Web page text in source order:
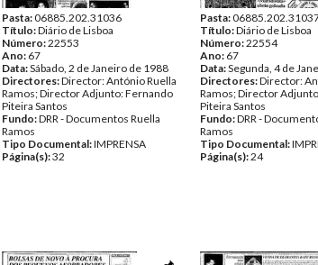
Pasta:06885.202.31036
Título:Diário de Lisboa
Número:22553
Ano: 67
Data:Sábado, 2 de Janeiro de 1988
Directores:Director: António Ruella
Ramos; Director Adjunto: Fernando
Piteira Santos
Fundo:DRR - Documentos Ruella
Ramos
Tipo Documental:IMPRENSA
Página(s):32
Pasta:
Título:Diário de Lisboa
Número:22554
Ano: 67
Data:Segunda, 4 de
Directores:Director:
Ramos; Director
Piteira Santos
Fundo:DRR -
Ramos
Tipo Documental:
Página(s):24